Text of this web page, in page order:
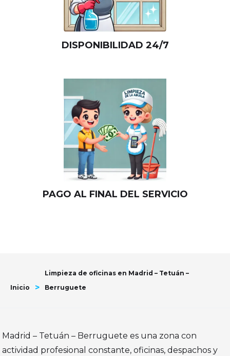
DISPONIBILIDAD 24/7
PAGO AL FINAL DEL SERVICIO
Inicio >
Limpieza de oficinas en Madrid – Tetuán –
Berruguete
Madrid – Tetuán – Berruguete es una zona con
actividad profesional constante, oficinas, despachos y